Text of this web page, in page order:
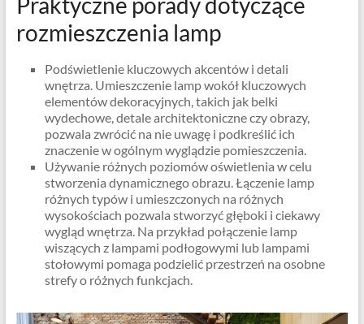
rozmieszczenia lamp
Podświetlenie kluczowych akcentów i detali
wnętrza. Umieszczenie lamp wokół kluczowych
elementów dekoracyjnych, takich jak belki
wydechowe, detale architektoniczne czy obrazy,
pozwala zwrócić na nie uwagę i podkreślić ich
znaczenie w ogólnym wyglądzie pomieszczenia.
Używanie różnych poziomów oświetlenia w celu
stworzenia dynamicznego obrazu. Łączenie lamp
różnych typów i umieszczonych na różnych
wysokościach pozwala stworzyć głęboki i ciekawy
wygląd wnętrza. Na przykład połączenie lamp
wiszących z lampami podłogowymi lub lampami
stołowymi pomaga podzielić przestrzeń na osobne
strefy o różnych funkcjach.